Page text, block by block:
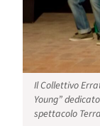
Il Collettivo
Young”
spettacolo